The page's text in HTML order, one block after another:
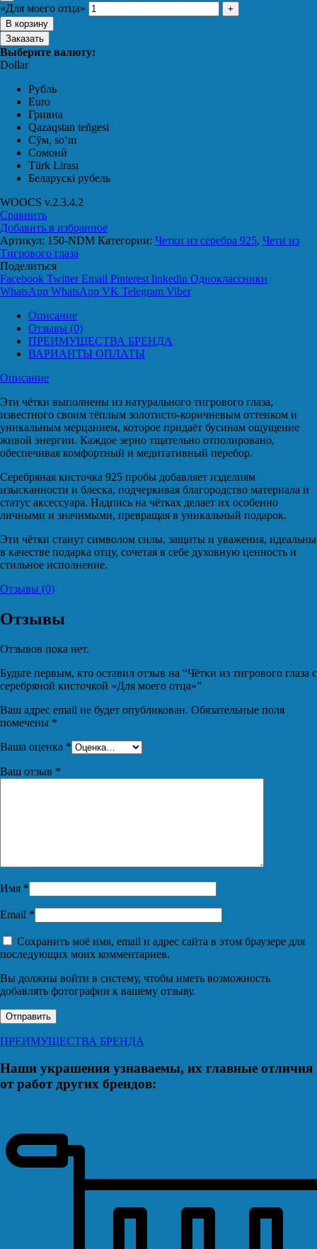
«Для моего отца»
В корзину
Заказать
Выберите валюту:
Dollar
Рубль
Euro
Гривна
Qazaqstan teñgesi
Сўм, soʻm
Сомонӣ
Türk Lirası
Беларускі рубель
WOOCS v.2.3.4.2
Сравнить
Добавить в избранное
Артикул: 150-NDM Категории: Четки из серебра 925, Чети из
Тигрового глаза
Поделиться
Facebook Twitter Email Pinterest linkedin Одноклассники
WhatsApp WhatsApp VK Telegram Viber
Описание
Отзывы (0)
ПРЕИМУЩЕСТВА БРЕНДА
ВАРИАНТЫ ОПЛАТЫ
Описание
Эти чётки выполнены из натурального тигрового глаза,
известного своим тёплым золотисто-коричневым оттенком и
уникальным мерцанием, которое придаёт бусинам ощущение
живой энергии. Каждое зерно тщательно отполировано,
обеспечивая комфортный и медитативный перебор.
Серебряная кисточка 925 пробы добавляет изделиям
изысканности и блеска, подчеркивая благородство материала и
статус аксессуара. Надпись на чётках делает их особенно
личными и значимыми, превращая в уникальный подарок.
Эти чётки станут символом силы, защиты и уважения, идеальны
в качестве подарка отцу, сочетая в себе духовную ценность и
стильное исполнение.
Отзывы (0)
Отзывы
Отзывов пока нет.
Будьте первым, кто оставил отзыв на “Чётки из тигрового глаза с
серебряной кисточкой «Для моего отца»”
Ваш адрес email не будет опубликован. Обязательные поля
помечены *
Ваша оценка *
Ваш отзыв *
Имя *
Email *
Сохранить моё имя, email и адрес сайта в этом браузере для
последующих моих комментариев.
Вы должны войти в систему, чтобы иметь возможность
добавлять фотографии к вашему отзыву.
ПРЕИМУЩЕСТВА БРЕНДА
Наши украшения узнаваемы, их главные отличия
от работ других брендов: